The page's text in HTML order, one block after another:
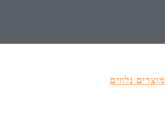
מוצרים נלווים